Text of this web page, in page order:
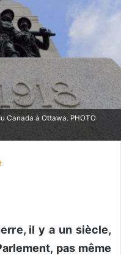
Canada à Ottawa. PHOTO
il y a un siècle,
pas même